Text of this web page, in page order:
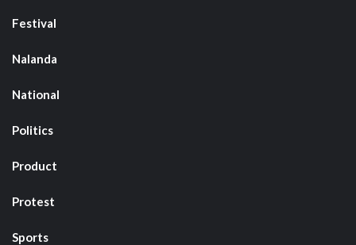
Festival
Nalanda
National
Politics
Product
Protest
Sports